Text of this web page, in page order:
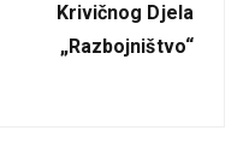
Krivičnog Djela
„Razbojništvo“